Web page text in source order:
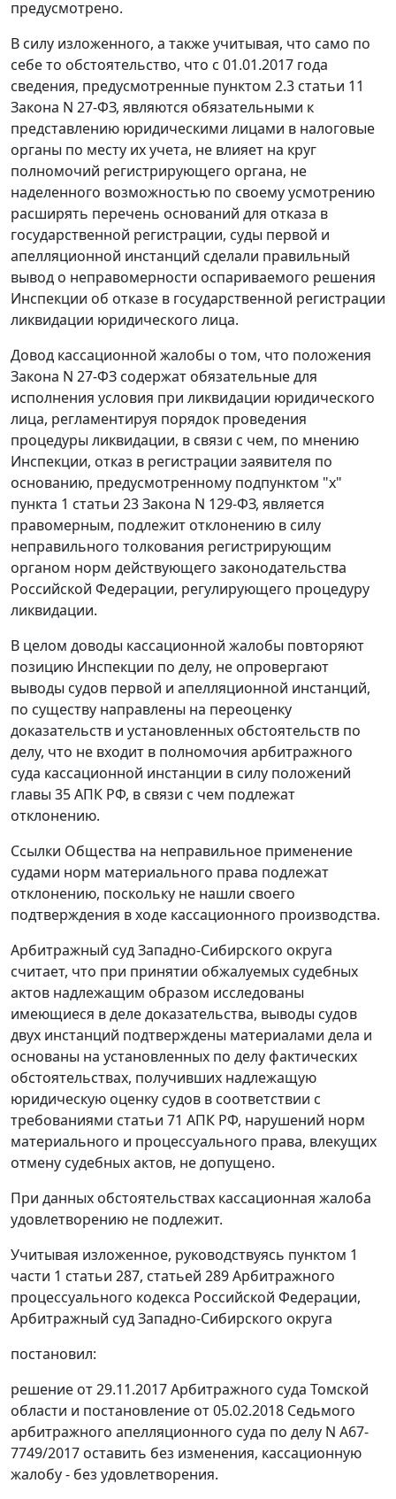
предусмотрено.
В силу изложенного, а также учитывая, что само по
себе то обстоятельство, что с 01.01.2017 года
сведения, предусмотренные пунктом 2.3 статьи 11
Закона N 27-ФЗ, являются обязательными к
представлению юридическими лицами в налоговые
органы по месту их учета, не влияет на круг
полномочий регистрирующего органа, не
наделенного возможностью по своему усмотрению
расширять перечень оснований для отказа в
государственной регистрации, суды первой и
апелляционной инстанций сделали правильный
вывод о неправомерности оспариваемого решения
Инспекции об отказе в государственной регистрации
ликвидации юридического лица.
Довод кассационной жалобы о том, что положения
Закона N 27-ФЗ содержат обязательные для
исполнения условия при ликвидации юридического
лица, регламентируя порядок проведения
процедуры ликвидации, в связи с чем, по мнению
Инспекции, отказ в регистрации заявителя по
основанию, предусмотренному подпунктом "х"
пункта 1 статьи 23 Закона N 129-ФЗ, является
правомерным, подлежит отклонению в силу
неправильного толкования регистрирующим
органом норм действующего законодательства
Российской Федерации, регулирующего процедуру
ликвидации.
В целом доводы кассационной жалобы повторяют
позицию Инспекции по делу, не опровергают
выводы судов первой и апелляционной инстанций,
по существу направлены на переоценку
доказательств и установленных обстоятельств по
делу, что не входит в полномочия арбитражного
суда кассационной инстанции в силу положений
главы 35 АПК РФ, в связи с чем подлежат
отклонению.
Ссылки Общества на неправильное применение
судами норм материального права подлежат
отклонению, поскольку не нашли своего
подтверждения в ходе кассационного производства.
Арбитражный суд Западно-Сибирского округа
считает, что при принятии обжалуемых судебных
актов надлежащим образом исследованы
имеющиеся в деле доказательства, выводы судов
двух инстанций подтверждены материалами дела и
основаны на установленных по делу фактических
обстоятельствах, получивших надлежащую
юридическую оценку судов в соответствии с
требованиями статьи 71 АПК РФ, нарушений норм
материального и процессуального права, влекущих
отмену судебных актов, не допущено.
При данных обстоятельствах кассационная жалоба
удовлетворению не подлежит.
Учитывая изложенное, руководствуясь пунктом 1
части 1 статьи 287, статьей 289 Арбитражного
процессуального кодекса Российской Федерации,
Арбитражный суд Западно-Сибирского округа
постановил:
решение от 29.11.2017 Арбитражного суда Томской
области и постановление от 05.02.2018 Седьмого
арбитражного апелляционного суда по делу N А67-
7749/2017 оставить без изменения, кассационную
жалобу - без удовлетворения.